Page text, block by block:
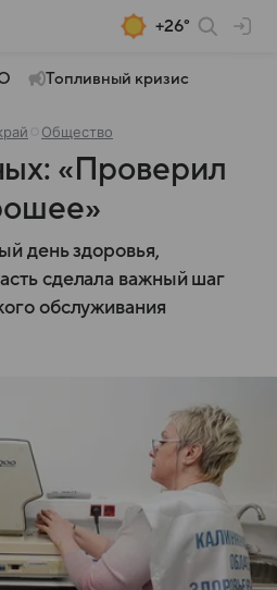
+26°
Топливный кризис
Общество
«Проверил
день здоровья,
сделала важный шаг
обслуживания